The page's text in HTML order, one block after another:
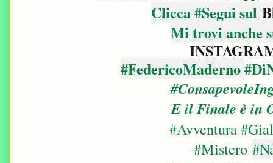
Clicca #Segui sul
Mi trovi anche
#FedericoMaderno
E il Finale è in
#Avventura
#Mistero